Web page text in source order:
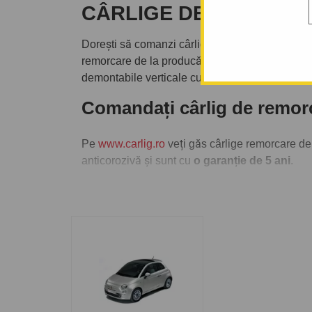
CÂRLIGE DE
Dorești să comanzi cârlig de remorcare
remorcare de la producători de top precum
demontabile verticale cu cheiță antifurt.
Comandați cârlig de
Pe www.carlig.ro veți găs cârlige remorcare
anticorozivă și sunt cu o garanție de 5 ani.
Pentru fiecare cârlig de remorcare, aveți